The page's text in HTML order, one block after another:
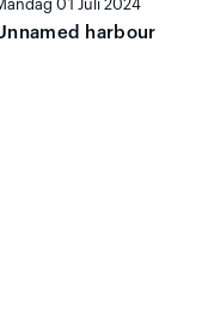
01 Juli 2024
harbour